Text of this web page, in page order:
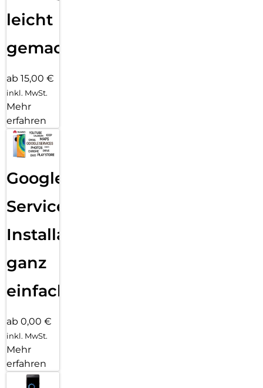
leicht
gemacht!
ab 15,00 €
inkl. MwSt.
Mehr
erfahren
Google
Services
Installation
ganz
einfach
ab 0,00 €
inkl. MwSt.
Mehr
erfahren